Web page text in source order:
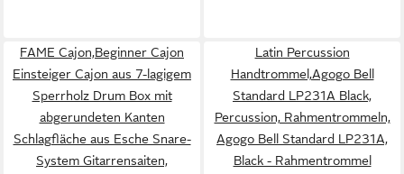
FAME Cajon,Beginner Cajon
Einsteiger Cajon aus 7-lagigem
Sperrholz Drum Box mit
abgerundeten Kanten
Schlagfläche aus Esche Snare-
System Gitarrensaiten,
Latin Percussion
Handtrommel,Agogo Bell
Standard LP231A Black,
Percussion, Rahmentrommeln,
Agogo Bell Standard LP231A,
Black - Rahmentrommel